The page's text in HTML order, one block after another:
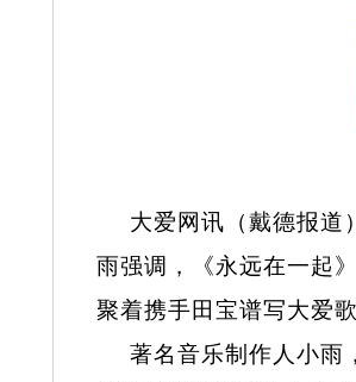
小
大爱网讯（戴德报道
雨强调，《永远在一起
聚着携手田宝谱写大爱
著名音乐制作人小雨